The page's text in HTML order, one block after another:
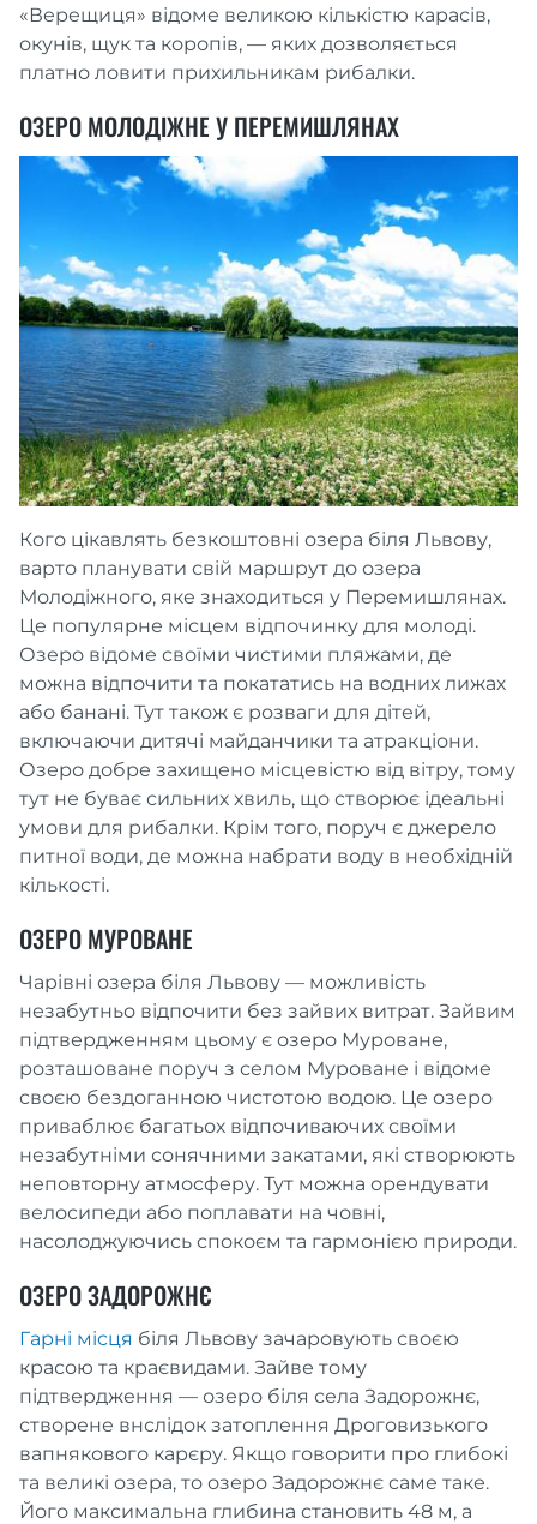
«Верещиця» відоме великою кількістю карасів,
окунів, щук та коропів, — яких дозволяється
платно ловити прихильникам рибалки.
ОЗЕРО МОЛОДІЖНЕ У ПЕРЕМИШЛЯНАХ
Кого цікавлять безкоштовні озера біля Львову,
варто планувати свій маршрут до озера
Молодіжного, яке знаходиться у Перемишлянах.
Це популярне місцем відпочинку для молоді.
Озеро відоме своїми чистими пляжами, де
можна відпочити та покататись на водних лижах
або банані. Тут також є розваги для дітей,
включаючи дитячі майданчики та атракціони.
Озеро добре захищено місцевістю від вітру, тому
тут не буває сильних хвиль, що створює ідеальні
умови для рибалки. Крім того, поруч є джерело
питної води, де можна набрати воду в необхідній
кількості.
ОЗЕРО МУРОВАНЕ
Чарівні озера біля Львову — можливість
незабутньо відпочити без зайвих витрат. Зайвим
підтвердженням цьому є озеро Муроване,
розташоване поруч з селом Муроване і відоме
своєю бездоганною чистотою водою. Це озеро
приваблює багатьох відпочиваючих своїми
незабутніми сонячними закатами, які створюють
неповторну атмосферу. Тут можна орендувати
велосипеди або поплавати на човні,
насолоджуючись спокоєм та гармонією природи.
ОЗЕРО ЗАДОРОЖНЄ
Гарні місця біля Львову зачаровують своєю
красою та краєвидами. Зайве тому
підтвердження — озеро біля села Задорожнє,
створене внслідок затоплення Дроговизького
вапнякового карєру. Якщо говорити про глибокі
та великі озера, то озеро Задорожнє саме таке.
Його максимальна глибина становить 48 м, а